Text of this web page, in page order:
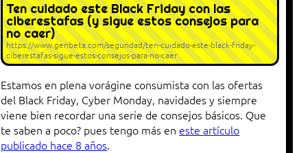
Ten cuidado este Black Friday con las
ciberestafas (y sigue estos consejos para
no caer)
https://www.genbeta.com/seguridad/ten-cuidado-este-black-friday-
ciberestafas-sigue-estos-consejos-para-no-caer
Estamos en plena vorágine consumista con las ofertas
del Black Friday, Cyber Monday, navidades y siempre
viene bien recordar una serie de consejos básicos. Que
te saben a poco? pues tengo más en este artículo
publicado hace 8 años.